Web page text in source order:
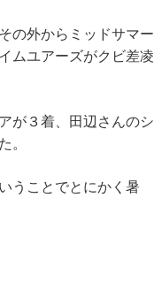
の外からミッドサマー
ムユアーズがクビ差凌
が３着、田辺さんのシ
。
うことでとにかく暑